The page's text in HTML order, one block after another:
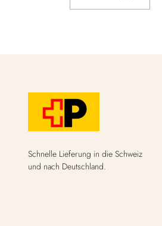
Schnelle Lieferung in die Schweiz
und nach Deutschland.